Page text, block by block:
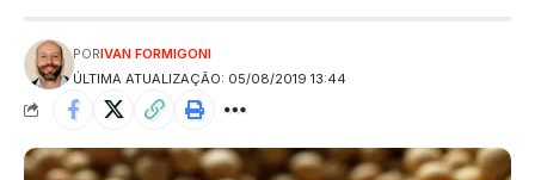
ÚLTIMA ATUALIZAÇÃO: 05/08/2019 13:44
PORIVAN FORMIGONI